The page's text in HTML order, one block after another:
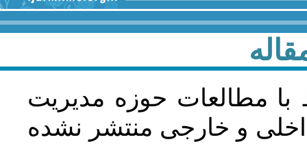
با مطالعات حوزه مديريت
و خارجی منتشر نشده